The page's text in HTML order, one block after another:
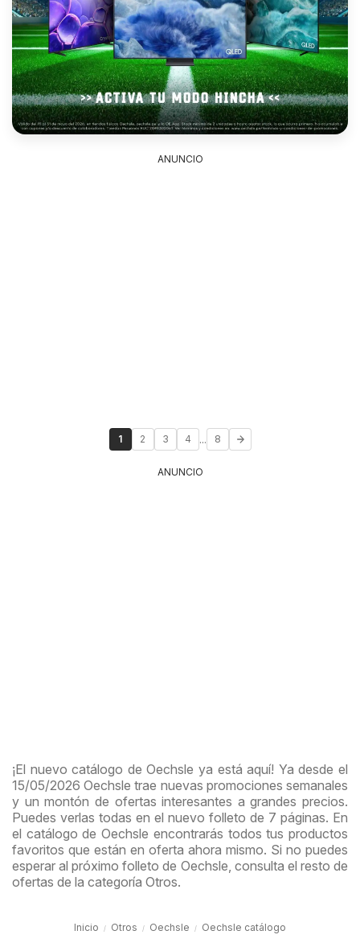
ANUNCIO
1 2 3 4 ... 8
ANUNCIO
¡El nuevo catálogo de Oechsle ya está aquí! Ya desde el
15/05/2026 Oechsle trae nuevas promociones semanales
y un montón de ofertas interesantes a grandes precios.
Puedes verlas todas en el nuevo folleto de 7 páginas. En
el catálogo de Oechsle encontrarás todos tus productos
favoritos que están en oferta ahora mismo. Si no puedes
esperar al próximo folleto de Oechsle, consulta el resto de
ofertas de la categoría Otros.
Inicio Otros Oechsle Oechsle catálogo